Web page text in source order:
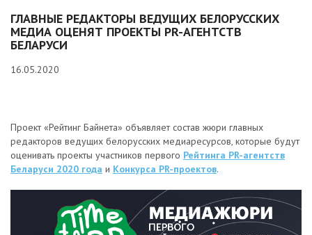
ГЛАВНЫЕ РЕДАКТОРЫ ВЕДУЩИХ БЕЛОРУССКИХ
МЕДИА ОЦЕНЯТ ПРОЕКТЫ PR-АГЕНТСТВ
БЕЛАРУСИ
16.05.2020
Проект «Рейтинг Байнета» объявляет состав жюри главных
редакторов ведущих белорусских медиаресурсов, которые будут
оценивать проекты участников первого Рейтинга PR-агентств
Беларуси 2020 года и Конкурса PR-проектов.